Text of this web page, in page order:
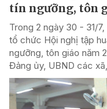
tín ngưỡng, tôn
Trong 2 ngày 30 - 31/
tổ chức Hội nghị tập
ngưỡng, tôn giáo năm
Đảng ủy, UBND các